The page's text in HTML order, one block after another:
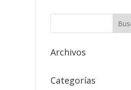
Archivos
Categorías